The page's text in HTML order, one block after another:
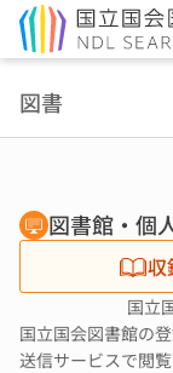
図書
図書館・個
収
国立
国立国会図書館の
送信サービスで閲